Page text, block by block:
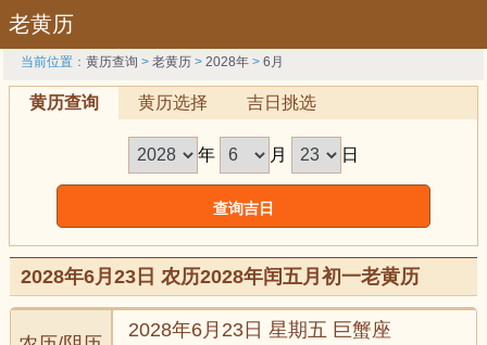
老黄历
当前位置：黄历查询 >老黄历 >2028年 >6月
黄历查询 黄历选择 吉日挑选
年 月 日
2028年6月23日 农历2028年闰五月初一老黄历
2028年6月23日 星期五 巨蟹座